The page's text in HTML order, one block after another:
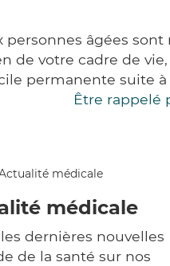
personnes âgées
de votre cadre de
permanente suite
Être rappelé
médicale
dernières nouvelles
de la santé sur nos